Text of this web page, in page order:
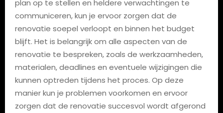
plan op te stellen en heldere verwachtingen te
communiceren, kun je ervoor zorgen dat de
renovatie soepel verloopt en binnen het budget
blijft. Het is belangrijk om alle aspecten van de
renovatie te bespreken, zoals de werkzaamheden,
materialen, deadlines en eventuele wijzigingen die
kunnen optreden tijdens het proces. Op deze
manier kun je problemen voorkomen en ervoor
zorgen dat de renovatie succesvol wordt afgerond